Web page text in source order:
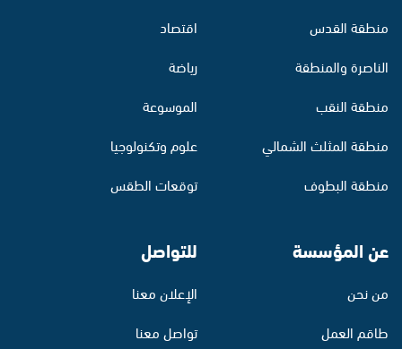
منطقة القدس
الناصرة والمنطقة
منطقة النقب
منطقة المثلث الشمالي
منطقة البطوف
اقتصاد
رياضة
الموسوعة
علوم وتكنولوجيا
توقعات الطقس
عن المؤسسة
من نحن
طاقم العمل
للتواصل
الإعلان معنا
تواصل معنا